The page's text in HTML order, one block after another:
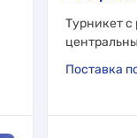
Турникет
Поставка